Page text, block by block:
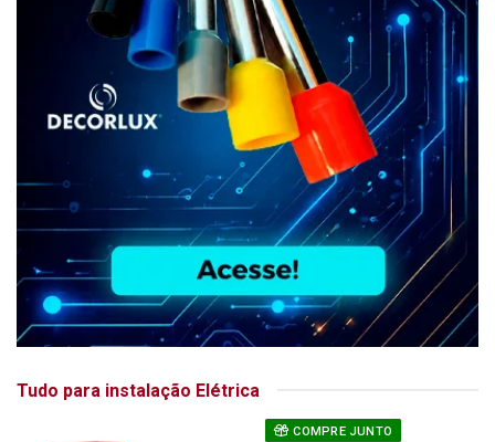
Tudo para instalação Elétrica
COMPRE JUNTO